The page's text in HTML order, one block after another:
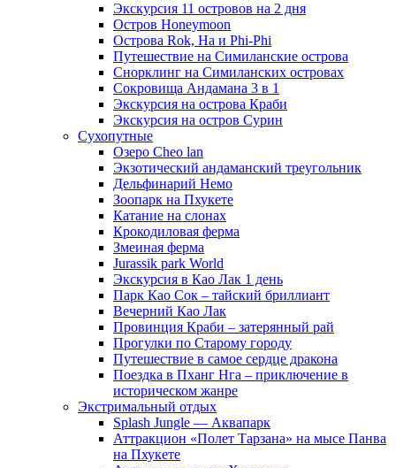
Экскурсия 11 островов на 2 дня
Остров Honeymoon
Острова Rok, Ha и Phi-Phi
Путешествие на Симиланские острова
Снорклинг на Симиланских островах
Сокровища Андамана 3 в 1
Экскурсия на острова Краби
Экскурсия на остров Сурин
Сухопутные
Озеро Cheo lan
Экзотический андаманский треугольник
Дельфинарий Немо
Зоопарк на Пхукете
Катание на слонах
Крокодиловая ферма
Змеиная ферма
Jurassik park World
Экскурсия в Као Лак 1 день
Парк Као Сок – тайский бриллиант
Вечерний Као Лак
Провинция Краби – затерянный рай
Прогулки по Старому городу
Путешествие в самое сердце дракона
Поездка в Пханг Нга – приключение в
историческом жанре
Экстримальный отдых
Splash Jungle — Аквапарк
Аттракцион «Полет Тарзана» на мысе Панва
на Пхукете